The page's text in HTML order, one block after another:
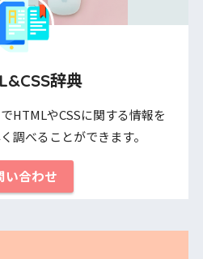
辞典
HTMLやCSSに関する情報を
調べることができます。
い合わせ